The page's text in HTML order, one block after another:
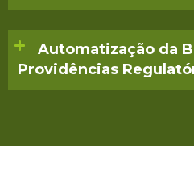
Automatização da
Providências